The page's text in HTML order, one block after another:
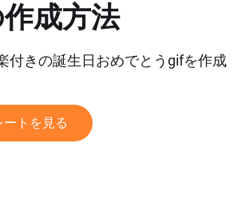
成方法
付きの誕生日おめでとうgifを作成
ートを見る